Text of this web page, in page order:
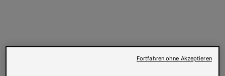
Fortfahren ohne Akzeptieren